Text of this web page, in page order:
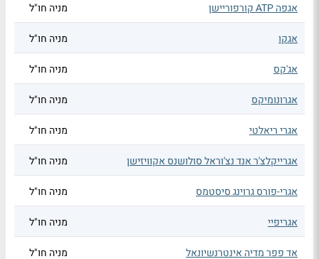
אגפה ATP קורפוריישן מניה חו"ל
אגקו מניה חו"ל
אג'קס מניה חו"ל
אגרונומיקס מניה חו"ל
אגרי ריאלטי מניה חו"ל
אגרייקלצ'ר אנד נצ'וראל סולושנס אקוויזישן מניה חו"ל
אגרי-פורס גרוינג סיסטמס מניה חו"ל
אגריפיי מניה חו"ל
אד פפר מדיה אינטרנשיונאל מניה חו"ל